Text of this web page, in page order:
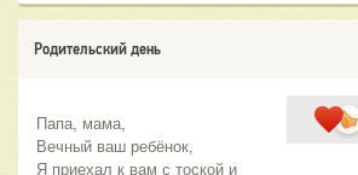
Родительский день
Папа, мама,
Вечный ваш ребёнок,
Я приехал к вам с тоской и